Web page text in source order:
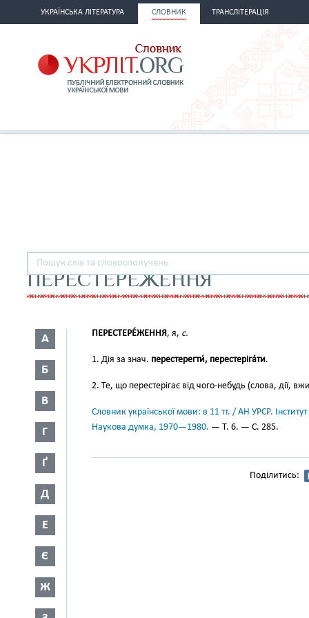
УКРАЇНСЬКА ЛІТЕРАТУРА СЛОВНИК ТРАНСЛІТЕРАЦІЯ
ПЕРЕСТЕРЕЖЕННЯ
А
Б
В
Г
Ґ
Д
Е
Є
Ж
ПЕРЕСТЕРЕ́ЖЕННЯ, я, с.
1. Дія за знач. перестерегти́, перестеріга́ти.
2. Те, що перестерігає від чого-небудь (слова, дії,
Словник української мови: в 11 тт. / АН УРСР.
Наукова думка, 1970—1980. — Т. 6. — С. 285.
Поділитись: